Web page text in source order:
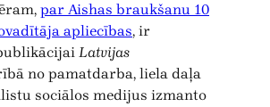
par Aishas braukšanu 10
apliecības, ir
Latvijas
no pamatdarba, liela daļa
sociālos medijus izmanto